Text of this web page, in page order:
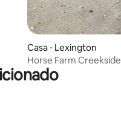
Casa ⋅ Lexington
Horse Farm
minutos do KY Horse